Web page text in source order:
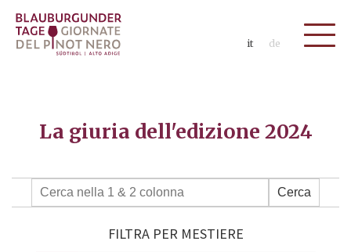
it de
La giuria dell'edizione 2024
Cerca
FILTRA PER MESTIERE